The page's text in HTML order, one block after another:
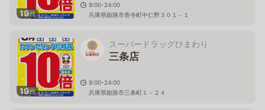
19枚
9:00-24:00
兵庫県姫路市香寺町中仁野３０１－１
19枚
スーパードラッグひまわり
三条店
9:00-24:00
兵庫県姫路市三条町１－２４